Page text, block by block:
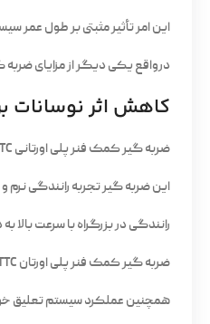
این امر تأثیر مثبتی بر طول عمر
درواقع یکی دیگر از مزایای
کاهش اثر نوسانات
ضربه گیر کمک فنر پلی اورتانی TTC باعث کاهش لرزش موتور می شود.
این ضربه گیر تجربه رانندگی نرم
رانندگی در بزرگراه با سرعت
ضربه گیر کمک فنر پلی اورتان TTC این نوع لرزش را کاهش می دهد.
همچنین عملکرد سیستم تعلیق